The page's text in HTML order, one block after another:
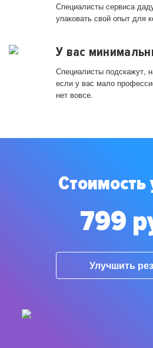
Специалисты сервиса
упаковать свой опыт для
У вас
Специалисты подскажут,
если у вас мало
нет вовсе.
Стоимость
799
Улучшить